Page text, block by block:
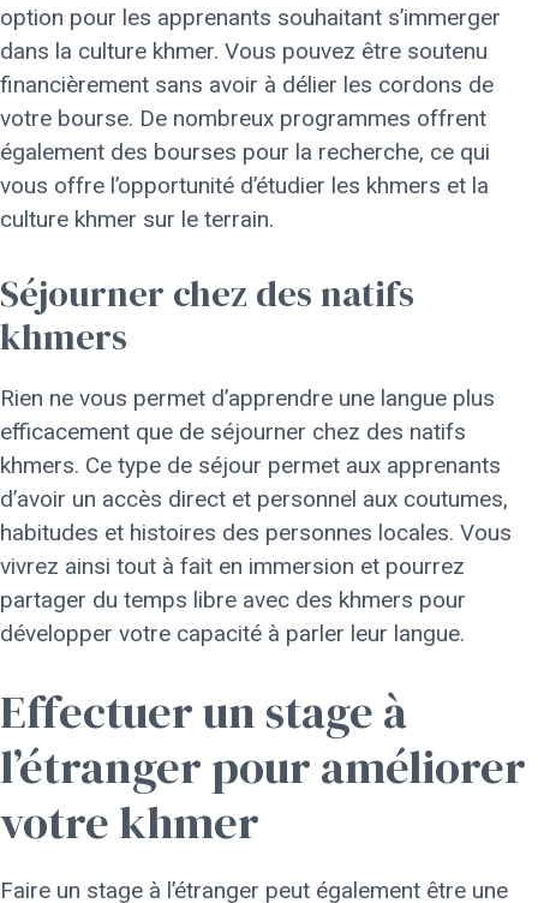
option pour les apprenants souhaitant s’immerger
dans la culture khmer. Vous pouvez être soutenu
financièrement sans avoir à délier les cordons de
votre bourse. De nombreux programmes offrent
également des bourses pour la recherche, ce qui
vous offre l’opportunité d’étudier les khmers et la
culture khmer sur le terrain.
Séjourner chez des natifs
khmers
Rien ne vous permet d’apprendre une langue plus
efficacement que de séjourner chez des natifs
khmers. Ce type de séjour permet aux apprenants
d’avoir un accès direct et personnel aux coutumes,
habitudes et histoires des personnes locales. Vous
vivrez ainsi tout à fait en immersion et pourrez
partager du temps libre avec des khmers pour
développer votre capacité à parler leur langue.
Effectuer un stage à
l’étranger pour améliorer
votre khmer
Faire un stage à l’étranger peut également être une